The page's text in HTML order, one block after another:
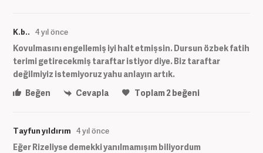
K.b.. 4 yıl önce
Kovulmasını engellemiş iyi halt etmişsin. Dursun özbek fatih
terimi getirecekmiş taraftar istiyor diye. Biz taraftar
değilmiyiz istemiyoruz yahu anlayın artık.
Beğen
Cevapla Toplam2 beğeni
Tayfun yıldırım 4 yıl önce
Eğer Rizeliyse demekki yanılmamışım biliyordum